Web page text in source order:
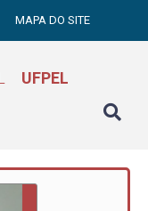
MAPA DO SITE
UFPEL